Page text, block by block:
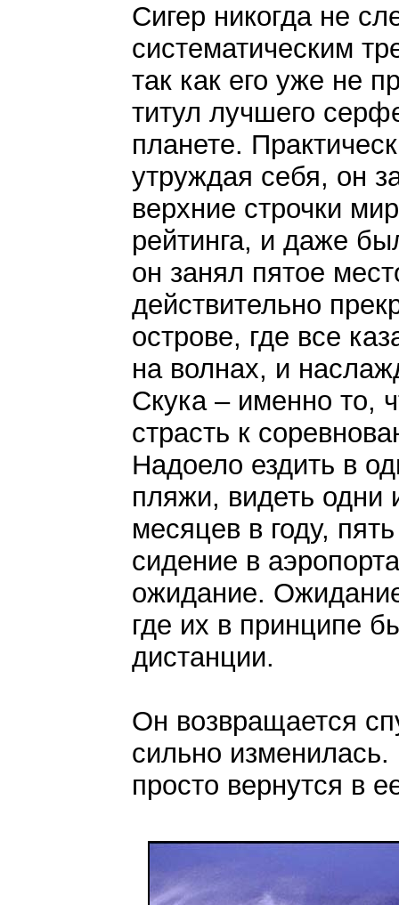
Сигер никогда не
систематическим
так как его уже не
титул лучшего
планете.
утруждая себя, он
верхние строчки
рейтинга, и даже
он занял пятое
действительно
острове, где все
на волнах, и
Скука – именно то,
страсть к
Надоело ездить в
пляжи, видеть одни
месяцев в году,
сидение в
ожидание.
где их в принципе
дистанции.
Он возвращается
сильно
просто вернутся в